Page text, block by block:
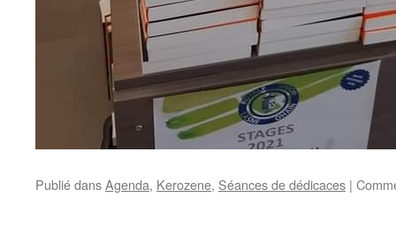
Publié dansAgenda, Kerozene, Séances de dédicaces |